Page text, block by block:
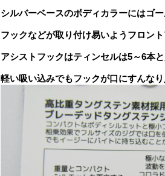
シルバーベースのボディカラーにはゴ
フックなどが取り付け易いようフロン
アシストフックはティンセルは5～6本
軽い吸い込みでもフックが口にすんなり